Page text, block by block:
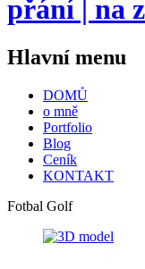
přání | na
Hlavní menu
DOMŮ
o mně
Portfolio
Blog
Ceník
KONTAKT
Fotbal Golf